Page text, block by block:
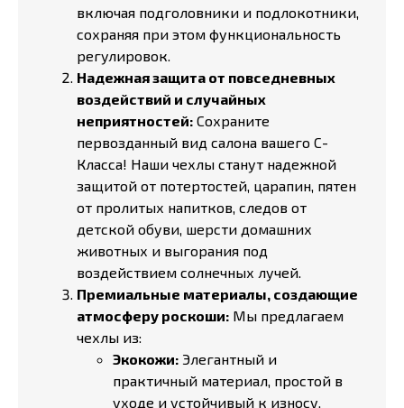
включая подголовники и подлокотники,
сохраняя при этом функциональность
регулировок.
Надежная защита от повседневных
воздействий и случайных
неприятностей: Сохраните
первозданный вид салона вашего C-
Класса! Наши чехлы станут надежной
защитой от потертостей, царапин, пятен
от пролитых напитков, следов от
детской обуви, шерсти домашних
животных и выгорания под
воздействием солнечных лучей.
Премиальные материалы, создающие
атмосферу роскоши: Мы предлагаем
чехлы из:
Экокожи: Элегантный и
практичный материал, простой в
уходе и устойчивый к износу,